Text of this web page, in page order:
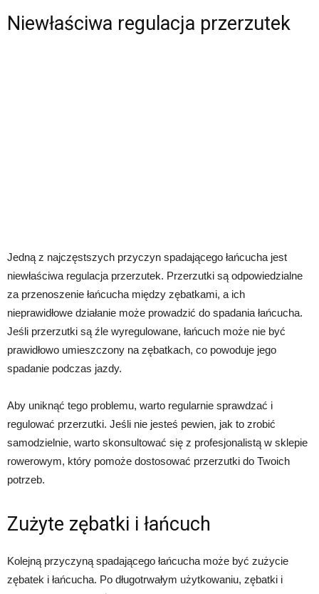
Niewłaściwa regulacja przerzutek
Jedną z najczęstszych przyczyn spadającego łańcucha jest
niewłaściwa regulacja przerzutek. Przerzutki są odpowiedzialne
za przenoszenie łańcucha między zębatkami, a ich
nieprawidłowe działanie może prowadzić do spadania łańcucha.
Jeśli przerzutki są źle wyregulowane, łańcuch może nie być
prawidłowo umieszczony na zębatkach, co powoduje jego
spadanie podczas jazdy.
Aby uniknąć tego problemu, warto regularnie sprawdzać i
regulować przerzutki. Jeśli nie jesteś pewien, jak to zrobić
samodzielnie, warto skonsultować się z profesjonalistą w sklepie
rowerowym, który pomoże dostosować przerzutki do Twoich
potrzeb.
Zużyte zębatki i łańcuch
Kolejną przyczyną spadającego łańcucha może być zużycie
zębatek i łańcucha. Po długotrwałym użytkowaniu, zębatki i